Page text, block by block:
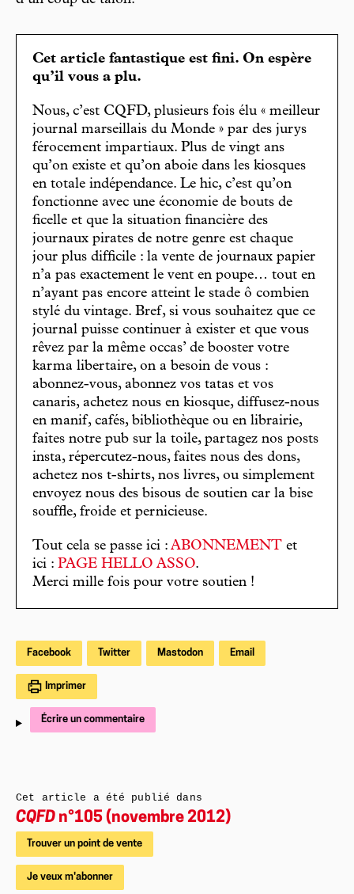
Cet article fantastique est fini. On espère
qu’il vous a plu.
Nous, c’est CQFD, plusieurs fois élu « meilleur
journal marseillais du Monde » par des jurys
férocement impartiaux. Plus de vingt ans
qu’on existe et qu’on aboie dans les kiosques
en totale indépendance. Le hic, c’est qu’on
fonctionne avec une économie de bouts de
ficelle et que la situation financière des
journaux pirates de notre genre est chaque
jour plus difficile : la vente de journaux papier
n’a pas exactement le vent en poupe… tout en
n’ayant pas encore atteint le stade ô combien
stylé du vintage. Bref, si vous souhaitez que ce
journal puisse continuer à exister et que vous
rêvez par la même occas’ de booster votre
karma libertaire, on a besoin de vous :
abonnez-vous, abonnez vos tatas et vos
canaris, achetez nous en kiosque, diffusez-nous
en manif, cafés, bibliothèque ou en librairie,
faites notre pub sur la toile, partagez nos posts
insta, répercutez-nous, faites nous des dons,
achetez nos t-shirts, nos livres, ou simplement
envoyez nous des bisous de soutien car la bise
souffle, froide et pernicieuse.
Tout cela se passe ici : ABONNEMENT et
ici : PAGE HELLO ASSO.
Merci mille fois pour votre soutien !
Facebook Twitter Mastodon Email
Imprimer
Écrire un commentaire
Cet article a été publié dans
CQFD n°105 (novembre 2012)
Trouver un point de vente
Je veux m'abonner